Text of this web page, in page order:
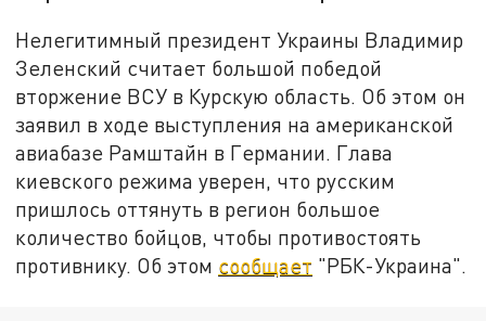
Нелегитимный президент Украины Владимир
Зеленский считает большой победой
вторжение ВСУ в Курскую область. Об этом он
заявил в ходе выступления на американской
авиабазе Рамштайн в Германии. Глава
киевского режима уверен, что русским
пришлось оттянуть в регион большое
количество бойцов, чтобы противостоять
противнику. Об этом сообщает "РБК-Украина".